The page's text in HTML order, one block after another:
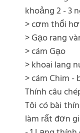
khoảng 2 - 3
> cơm thổi
> Gạo rang
> cám Gạo
> khoai lang
> cám Chim -
Thính câu
Tôi có bài
làm rất đơn